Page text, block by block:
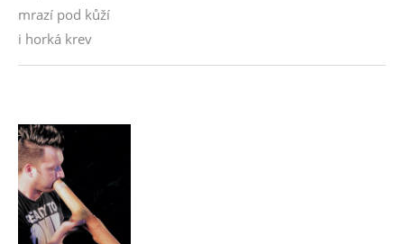
mrazí pod kůží
i horká krev